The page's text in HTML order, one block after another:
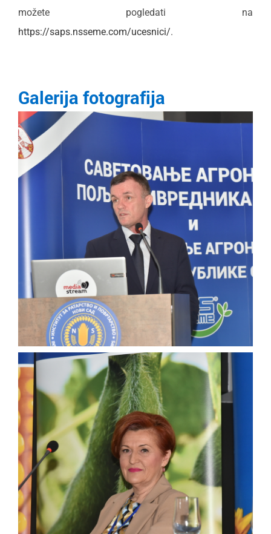
možete pogledati na
https://saps.nsseme.com/ucesnici/.
Galerija fotografija